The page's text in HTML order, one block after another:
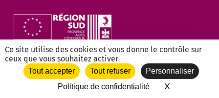
Ce site utilise des cookies et vous donne le contrôle sur
ceux que vous souhaitez activer
Tout accepter Tout refuser
Personnaliser
Politique de confidentialité
XMasquer le